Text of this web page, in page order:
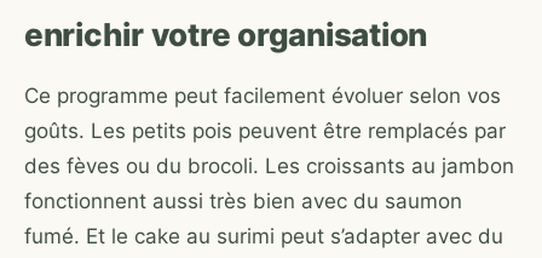
enrichir votre organisation
Ce programme peut facilement évoluer selon vos
goûts. Les petits pois peuvent être remplacés par
des fèves ou du brocoli. Les croissants au jambon
fonctionnent aussi très bien avec du saumon
fumé. Et le cake au surimi peut s’adapter avec du